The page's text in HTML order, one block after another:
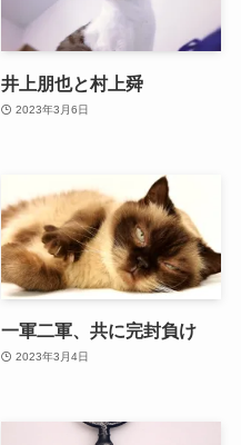
井上朋也と村上舜
2023年3月6日
一軍二軍、共に完封負け
2023年3月4日